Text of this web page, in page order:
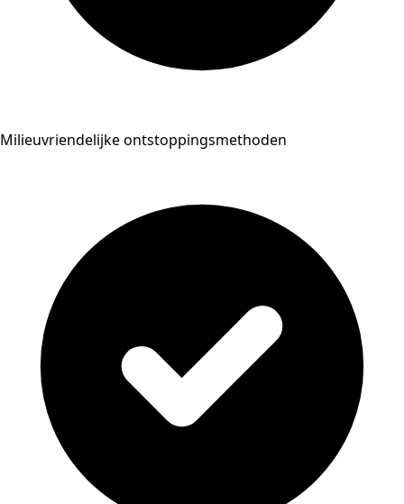
Milieuvriendelijke ontstoppingsmethoden